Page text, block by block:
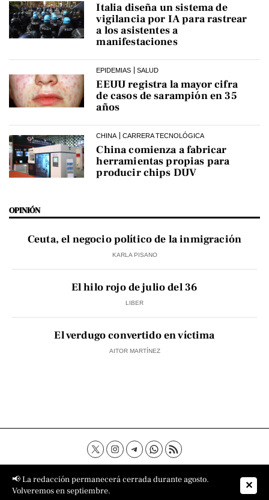
Italia diseña un sistema de
vigilancia por IA para rastrear
a los asistentes a
manifestaciones
EPIDEMIAS SALUD
EEUU registra la mayor cifra
de casos de sarampión en 35
años
CHINA CARRERA TECNOLÓGICA
China comienza a fabricar
herramientas propias para
producir chips DUV
OPINIÓN
Ceuta, el negocio político de la inmigración
KARLA PISANO
El hilo rojo de julio del 36
LIBER
El verdugo convertido en víctima
AITOR MARTÍNEZ
Contacto Aviso Legal
Política de privacidad
Política de cookies
Sobre nosotros
📢 La redacción permanecerá cerrada durante agosto.
Volveremos en septiembre.
✕